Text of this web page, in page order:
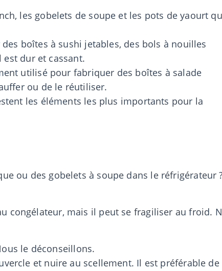
les gobelets de soupe et les pots de yaourt
boîtes à sushi jetables, des bols à nouilles
dur et cassant.
utilisé pour fabriquer des boîtes à salade
ou de le réutiliser.
les éléments les plus importants pour la
ou des gobelets à soupe dans le réfrigérateur
congélateur, mais il peut se fragiliser au froid.
le déconseillons.
et nuire au scellement. Il est préférable de